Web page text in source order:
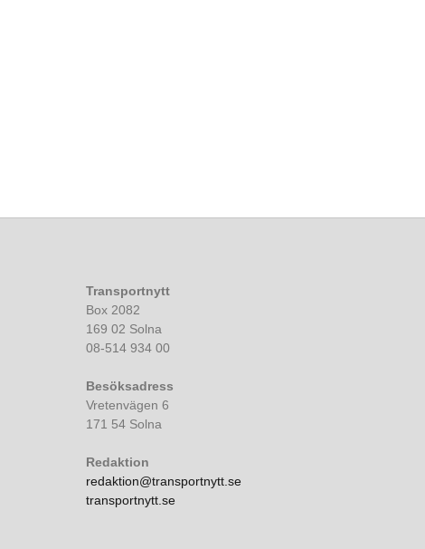
Transportnytt
Box 2082
169 02 Solna
08-514 934 00
Besöksadress
Vretenvägen 6
171 54 Solna
Redaktion
redaktion@transportnytt.se
transportnytt.se